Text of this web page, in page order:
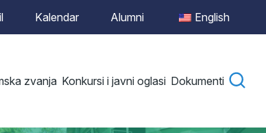
Kalendar Alumni English
zvanja Konkursi i javni oglasi Dokumenti